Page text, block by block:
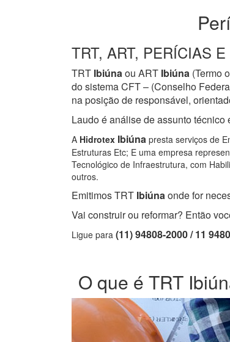
TRT, ART, PERÍCIAS
TRT Ibiúnaou ART Ibiúna (Termo
do sistema CFT – (Conselho
na posição de responsável,
Laudo é análise de assunto técnico
A Hidrotex Ibiúna presta serviços de
Estruturas Etc; E uma empresa
Tecnológico de Infraestrutura, com
outros.
Emitimos TRT Ibiúnaonde for
Vai construir ou reformar? Então
Ligue para (11) 94808-2000 / 11
O que é TRT